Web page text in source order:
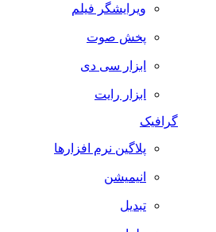
ویرایشگر فیلم
پخش صوت
ابزار سی دی
ابزار رایت
گرافیک
پلاگین نرم افزارها
انیمیشن
تبدیل